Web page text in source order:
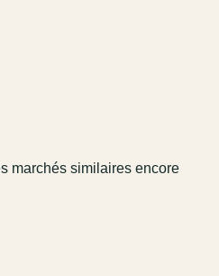
marchés similaires encore